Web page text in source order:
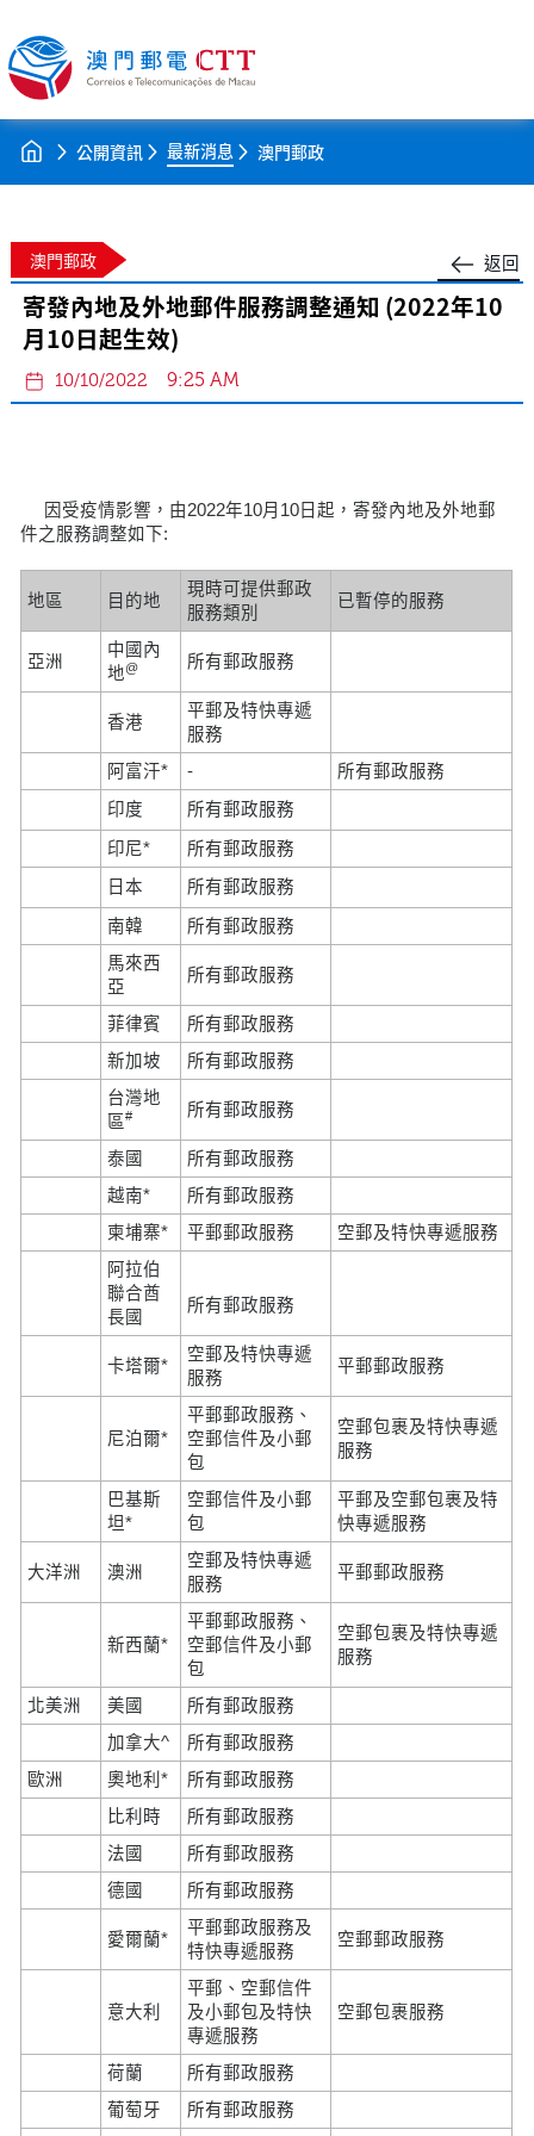
公開資訊 最新消息 澳門郵政
返回
澳門郵政
寄發內地及外地郵件服務調整通知 (2022年10
月10日起生效)
10/10/2022 9:25 AM
因受疫情影響，由2022年10月10日起，寄發內地及外地郵
件之服務調整如下:
地區 目的地
現時可提供郵政
服務類別
已暫停的服務
亞洲
中國內
地@ 所有郵政服務
香港
平郵及特快專遞
服務
阿富汗*
-
所有郵政服務
印度
所有郵政服務
印尼*
所有郵政服務
日本
所有郵政服務
南韓
所有郵政服務
馬來西
亞
所有郵政服務
菲律賓
所有郵政服務
新加坡
所有郵政服務
台灣地
區# 所有郵政服務
泰國
所有郵政服務
越南*
所有郵政服務
柬埔寨*
平郵郵政服務
空郵及特快專遞服務
阿拉伯
聯合酋
長國
所有郵政服務
卡塔爾*
空郵及特快專遞
服務
平郵郵政服務
尼泊爾*
平郵郵政服務、
空郵信件及小郵
包
空郵包裹及特快專遞
服務
巴基斯
坦*
空郵信件及小郵
包
平郵及空郵包裹及特
快專遞服務
大洋洲 澳洲
空郵及特快專遞
服務
平郵郵政服務
新西蘭*
平郵郵政服務、
空郵信件及小郵
包
空郵包裹及特快專遞
服務
北美洲 美國
所有郵政服務
加拿大^
所有郵政服務
歐洲
奧地利*
所有郵政服務
比利時
所有郵政服務
法國
所有郵政服務
德國
所有郵政服務
愛爾蘭*
平郵郵政服務及
特快專遞服務
空郵郵政服務
意大利
平郵、空郵信件
及小郵包及特快
專遞服務
空郵包裹服務
荷蘭
所有郵政服務
葡萄牙
所有郵政服務